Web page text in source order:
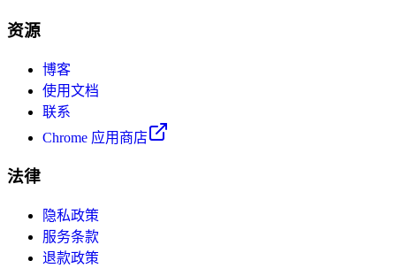
资源
博客
使用文档
联系
Chrome 应用商店
法律
隐私政策
服务条款
退款政策